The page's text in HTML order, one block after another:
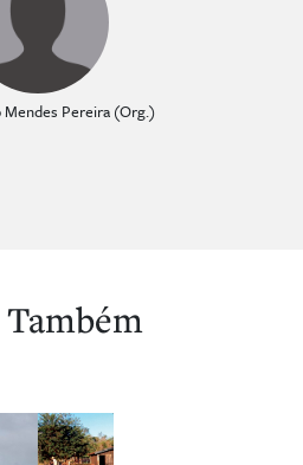
Mendes Pereira (Org.)